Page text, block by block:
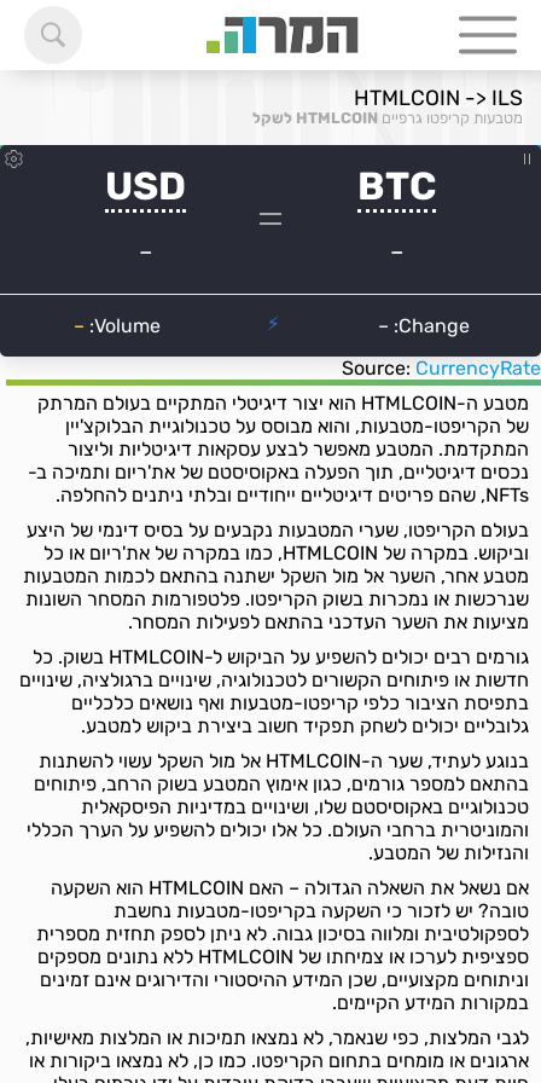
HTMLCOIN -> ILS
מטבעות קריפטו גרפיים HTMLCOIN לשקל
Source: CurrencyRate
מטבע ה-HTMLCOIN הוא יצור דיגיטלי המתקיים בעולם המרתק
של הקריפטו-מטבעות, והוא מבוסס על טכנולוגיית הבלוקצ'יין
המתקדמת. המטבע מאפשר לבצע עסקאות דיגיטליות וליצור
נכסים דיגיטליים, תוך הפעלה באקוסיסטם של את'ריום ותמיכה ב-
NFTs, שהם פריטים דיגיטליים ייחודיים ובלתי ניתנים להחלפה.
בעולם הקריפטו, שערי המטבעות נקבעים על בסיס דינמי של היצע
וביקוש. במקרה של HTMLCOIN, כמו במקרה של את'ריום או כל
מטבע אחר, השער אל מול השקל ישתנה בהתאם לכמות המטבעות
שנרכשות או נמכרות בשוק הקריפטו. פלטפורמות המסחר השונות
מציעות את השער העדכני בהתאם לפעילות המסחר.
גורמים רבים יכולים להשפיע על הביקוש ל-HTMLCOIN בשוק. כל
חדשות או פיתוחים הקשורים לטכנולוגיה, שינויים ברגולציה, שינויים
בתפיסת הציבור כלפי קריפטו-מטבעות ואף נושאים כלכליים
גלובליים יכולים לשחק תפקיד חשוב ביצירת ביקוש למטבע.
בנוגע לעתיד, שער ה-HTMLCOIN אל מול השקל עשוי להשתנות
בהתאם למספר גורמים, כגון אימוץ המטבע בשוק הרחב, פיתוחים
טכנולוגיים באקוסיסטם שלו, ושינויים במדיניות הפיסקאלית
והמוניטרית ברחבי העולם. כל אלו יכולים להשפיע על הערך הכללי
והנזילות של המטבע.
אם נשאל את השאלה הגדולה – האם HTMLCOIN הוא השקעה
טובה? יש לזכור כי השקעה בקריפטו-מטבעות נחשבת
לספקולטיבית ומלווה בסיכון גבוה. לא ניתן לספק תחזית מספרית
ספציפית לערכו או צמיחתו של HTMLCOIN ללא נתונים מספקים
וניתוחים מקצועיים, שכן המידע ההיסטורי והדירוגים אינם זמינים
במקורות המידע הקיימים.
לגבי המלצות, כפי שנאמר, לא נמצאו תמיכות או המלצות מאישיות,
ארגונים או מומחים בתחום הקריפטו. כמו כן, לא נמצאו ביקורות או